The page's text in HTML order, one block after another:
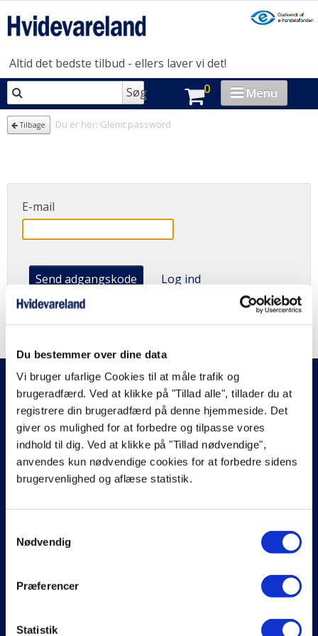
Du bestemmer over dine data
Vi bruger ufarlige Cookies til at måle trafik og
brugeradfærd. Ved at klikke på "Tillad alle", tillader du at
registrere din brugeradfærd på denne hjemmeside. Det
giver os mulighed for at forbedre og tilpasse vores
indhold til dig. Ved at klikke på "Tillad nødvendige",
anvendes kun nødvendige cookies for at forbedre sidens
brugervenlighed og aflæse statistik.
Nødvendig
Præferencer
Statistik
Altid det bedste tilbud - ellers laver vi det!
Søg
0 Menu
VASK & TØR
MADLAVNING
KØL & FRYS
BRAND-STORE
OUTLET
Tilbage Du er her: Glemt password
E-mail
Send adgangskode Log ind
KUNDESERVICE
Kontakt os
Hjælp til køb
Prismatch
Reklamation
Fortrydelsesret
Handelsvilkår
Hvidevarer
Brændeovne